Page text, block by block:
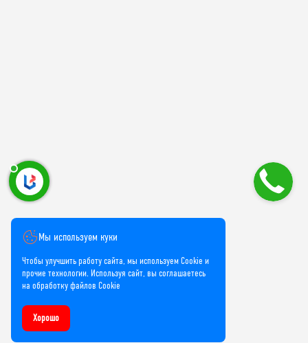
Мы используем куки
Чтобы улучшить работу сайта, мы используем Cookie и
прочие технологии. Используя сайт, вы соглашаетесь
на обработку файлов Cookie
Хорошо